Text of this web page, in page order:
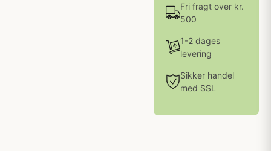
Fri fragt over kr.
500
1-2 dages
levering
Sikker handel
med SSL